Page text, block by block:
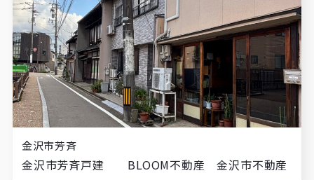
金沢市芳斉
金沢市芳斉戸建 BLOOM不動産 金沢市不動産